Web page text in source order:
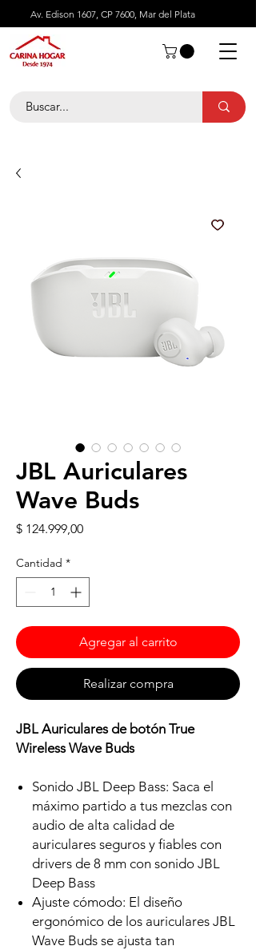
Av. Edison 1607, CP 7600, Mar del Plata
JBL Auriculares
Wave Buds
$ 124.999,00Precio
Cantidad *
Agregar al carrito
Realizar compra
JBL Auriculares de botón True
Wireless Wave Buds
Sonido JBL Deep Bass: Saca el
máximo partido a tus mezclas con
audio de alta calidad de
auriculares seguros y fiables con
drivers de 8 mm con sonido JBL
Deep Bass
Ajuste cómodo: El diseño
ergonómico de los auriculares JBL
Wave Buds se ajusta tan